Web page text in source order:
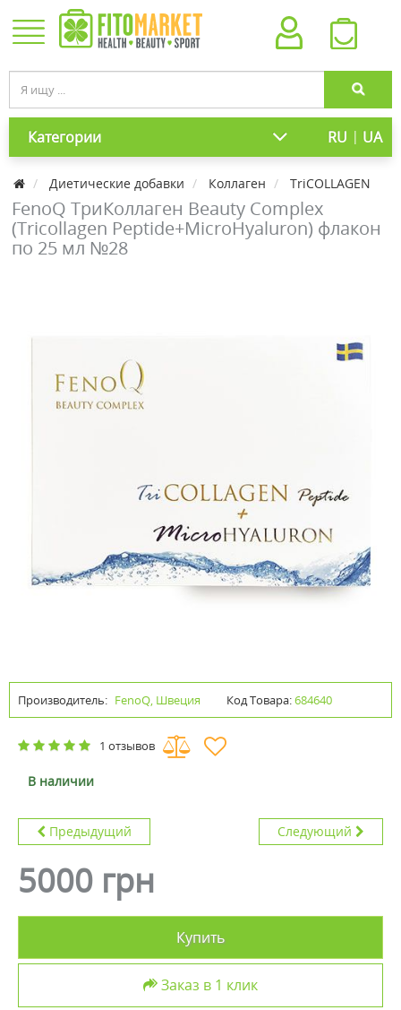
Категории RU | UA
Диетические добавки Коллаген TriCOLLAGEN
FenoQ ТриКоллаген Beauty Complex
(Tricollagen Peptide+MicroHyaluron) флакон
по 25 мл №28
Производитель: FenoQ, Швеция Код Товара:684640
1 отзывов
В наличии
Предыдущий Следующий
5000 грн
Купить
Заказ в 1 клик